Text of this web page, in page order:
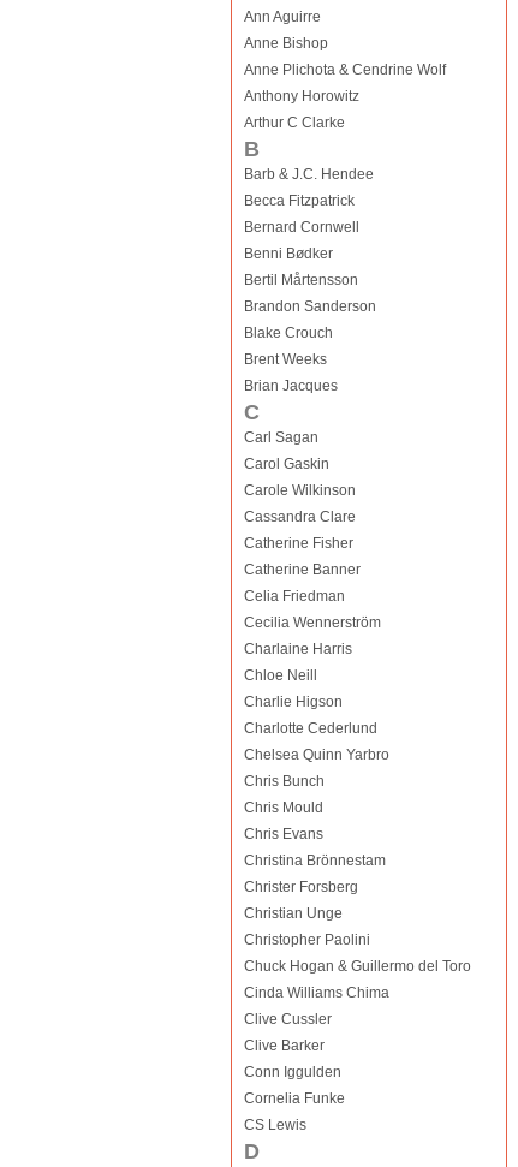
Ann Aguirre
Anne Bishop
Anne Plichota & Cendrine Wolf
Anthony Horowitz
Arthur C Clarke
B
Barb & J.C. Hendee
Becca Fitzpatrick
Bernard Cornwell
Benni Bødker
Bertil Mårtensson
Brandon Sanderson
Blake Crouch
Brent Weeks
Brian Jacques
C
Carl Sagan
Carol Gaskin
Carole Wilkinson
Cassandra Clare
Catherine Fisher
Catherine Banner
Celia Friedman
Cecilia Wennerström
Charlaine Harris
Chloe Neill
Charlie Higson
Charlotte Cederlund
Chelsea Quinn Yarbro
Chris Bunch
Chris Mould
Chris Evans
Christina Brönnestam
Christer Forsberg
Christian Unge
Christopher Paolini
Chuck Hogan & Guillermo del Toro
Cinda Williams Chima
Clive Cussler
Clive Barker
Conn Iggulden
Cornelia Funke
CS Lewis
D